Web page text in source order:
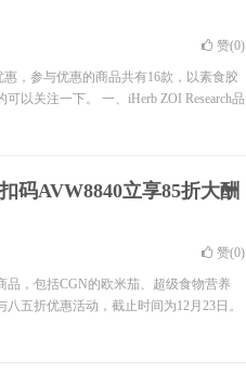
赞(0)
惠，参与优惠的商品共有16款，以素食胶
以关注一下。 一、iHerb ZOI Research品
码AVW8840立享85折大酬
赞(0)
品，包括CGN的欧米茄、超级食物营养
五折优惠活动，截止时间为12月23日。